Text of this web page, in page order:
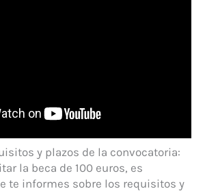
y plazos de la convocatoria:
la beca de 100 euros, es
te informes sobre los requisitos y